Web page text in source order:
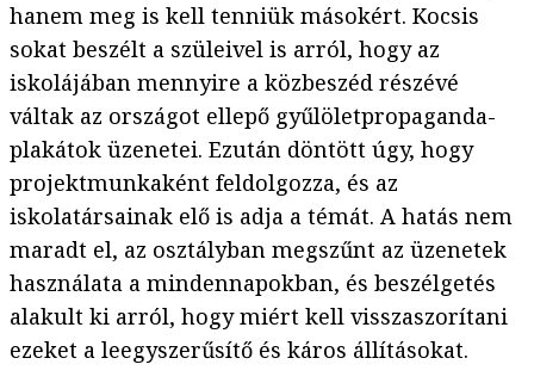
hanem meg is kell tenniük másokért. Kocsis
sokat beszélt a szüleivel is arról, hogy az
iskolájában mennyire a közbeszéd részévé
váltak az országot ellepő gyűlöletpropaganda-
plakátok üzenetei. Ezután döntött úgy, hogy
projektmunkaként feldolgozza, és az
iskolatársainak elő is adja a témát. A hatás nem
maradt el, az osztályban megszűnt az üzenetek
használata a mindennapokban, és beszélgetés
alakult ki arról, hogy miért kell visszaszorítani
ezeket a leegyszerűsítő és káros állításokat.